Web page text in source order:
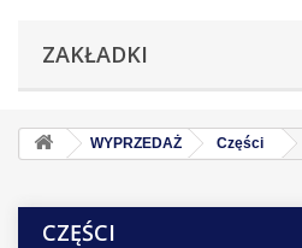
ZAKŁADKI
WYPRZEDAŻ Części
CZĘŚCI